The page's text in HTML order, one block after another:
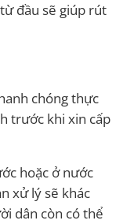
đầu sẽ giúp rút
chóng thực
trước khi xin cấp
hoặc ở nước
xử lý sẽ khác
dân còn có thể